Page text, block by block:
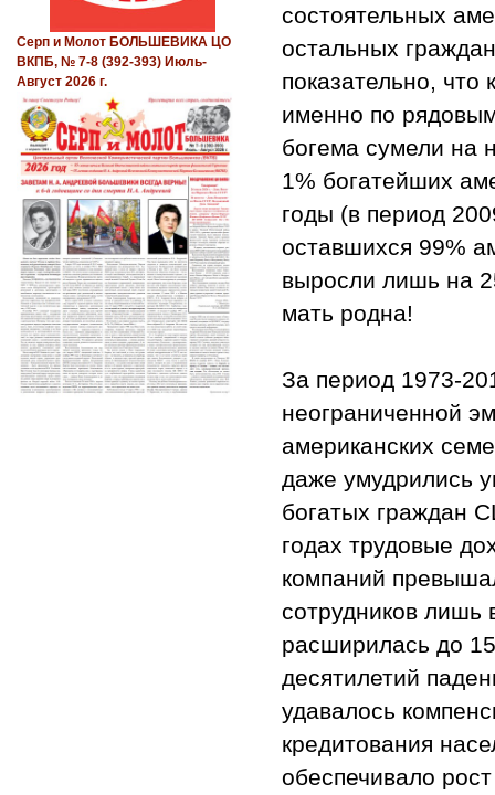
состоятельных
остальных
показательно, что
именно по
богема сумели на
1% богатейших
годы (в период
оставшихся 99%
выросли лишь на
мать родна!
За период 1973-
неограниченной
американских
даже умудрились
богатых граждан
годах трудовые
компаний
сотрудников лишь
расширилась до
десятилетий
удавалось
кредитования
обеспечивало
Серп и Молот БОЛЬШЕВИКА ЦО
ВКПБ, № 7-8 (392-393) Июль-
Август 2026 г.